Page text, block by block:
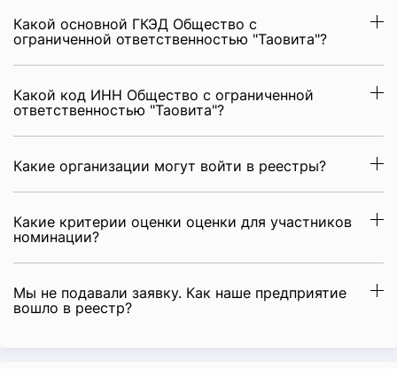
Какой основной ГКЭД Общество с
ограниченной ответственностью "Таовита"?
Какой код ИНН Общество с ограниченной
ответственностью "Таовита"?
Какие организации могут войти в реестры?
Какие критерии оценки оценки для участников
номинации?
Мы не подавали заявку. Как наше предприятие
вошло в реестр?